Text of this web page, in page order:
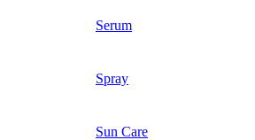
Serum
Spray
Sun Care